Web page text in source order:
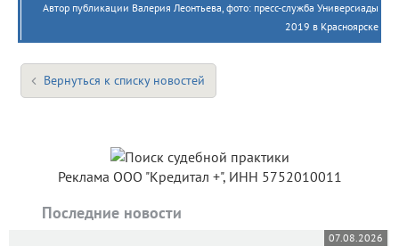
Автор публикации Валерия Леонтьева, фото: пресс-служба Универсиады
2019 в Красноярске
Вернуться к списку новостей
Реклама ООО "Кредитал +", ИНН 5752010011
Последние новости
07.08.2026